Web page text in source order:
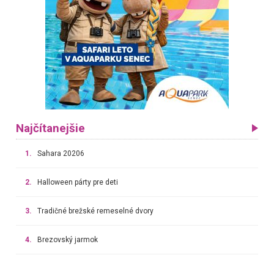
Najčítanejšie
1. Sahara 20206
2. Halloween párty pre deti
3. Tradičné brežské remeselné dvory
4. Brezovský jarmok